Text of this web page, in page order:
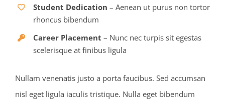
Student Dedication – Aenean ut purus non tortor
rhoncus bibendum
Career Placement – Nunc nec turpis sit egestas
scelerisque at finibus ligula
Nullam venenatis justo a porta faucibus. Sed accumsan
nisl eget ligula iaculis tristique. Nulla eget bibendum